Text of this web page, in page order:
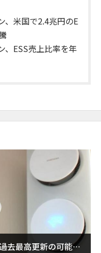
、米国で2.4兆円のE
、ESS売上比率を年
去最高更新の可能性